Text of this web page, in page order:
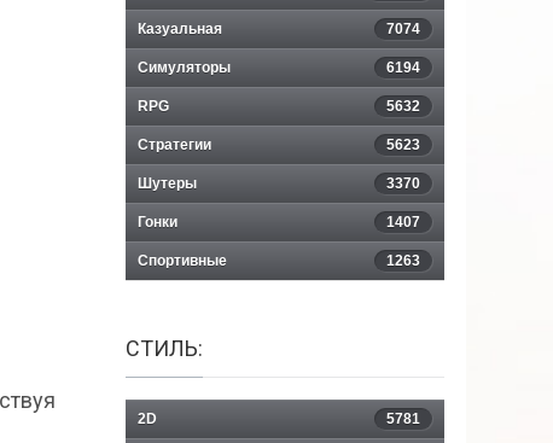
Казуальная 7074
Симуляторы 6194
RPG 5632
Стратегии 5623
Шутеры 3370
Гонки 1407
Спортивные 1263
СТИЛЬ:
2D 5781